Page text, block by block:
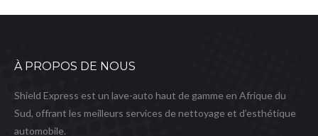
À PROPOS DE NOUS
Shield Express est un lave-auto haut de gamme en Afrique du
Sud, offrant les meilleurs services de nettoyage et d’esthétique
automobile.